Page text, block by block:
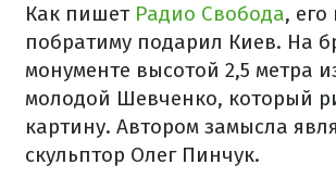
Как пишет Радио Свобода, его
побратиму подарил Киев. На
монументе высотой 2,5 метра
молодой Шевченко, который
картину. Автором замысла
скульптор Олег Пинчук.